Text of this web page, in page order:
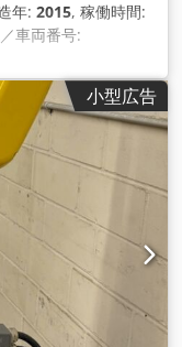
年: 2015, 稼働時間:
車両番号:
ー:FANUC, コントロ
ーカー:FANUC, テ
小型広告